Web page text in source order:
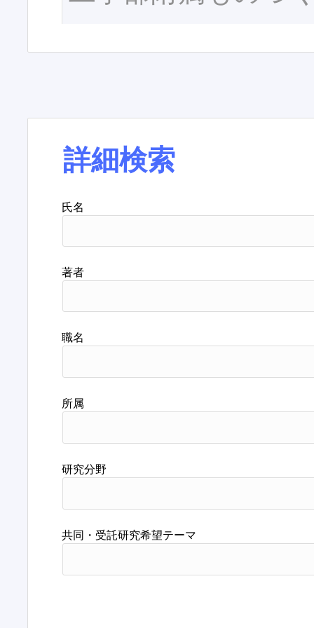
詳細検索
氏名
著者
職名
所属
研究分野
共同・受託研究希望テーマ